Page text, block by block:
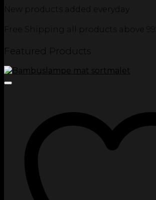
New products added everyday
Free Shipping all products above 99$
Featured Products